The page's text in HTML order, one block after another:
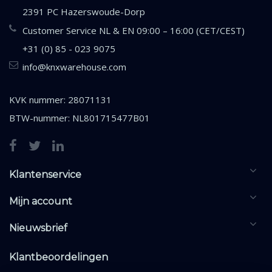
2391 PC Hazerswoude-Dorp
Customer Service NL & EN 09:00 – 16:00 (CET/CEST)
+31 (0) 85 - 023 9075
info@knxwarehouse.com
KVK nummer: 28071131
BTW-nummer: NL801715477B01
Klantenservice
Mijn account
Nieuwsbrief
Klantbeoordelingen